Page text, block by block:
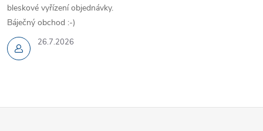
26.7.2026
bleskové vyřízení objednávky.
Báječný obchod :-)